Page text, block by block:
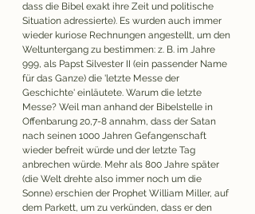
dass die Bibel exakt ihre Zeit und politische
Situation adressierte). Es wurden auch immer
wieder kuriose Rechnungen angestellt, um den
Weltuntergang zu bestimmen: z. B. im Jahre
999, als Papst Silvester II (ein passender Name
für das Ganze) die 'letzte Messe der
Geschichte' einläutete. Warum die letzte
Messe? Weil man anhand der Bibelstelle in
Offenbarung 20,7-8 annahm, dass der Satan
nach seinen 1000 Jahren Gefangenschaft
wieder befreit würde und der letzte Tag
anbrechen würde. Mehr als 800 Jahre später
(die Welt drehte also immer noch um die
Sonne) erschien der Prophet William Miller, auf
dem Parkett, um zu verkünden, dass er den